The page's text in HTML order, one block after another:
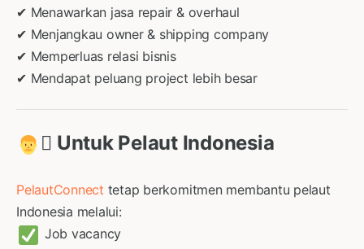
✔ Menawarkan jasa repair & overhaul
✔ Menjangkau owner & shipping company
✔ Memperluas relasi bisnis
✔ Mendapat peluang project lebih besar
‍✈ Untuk Pelaut Indonesia
PelautConnect tetap berkomitmen membantu pelaut
Indonesia melalui:
Job vacancy